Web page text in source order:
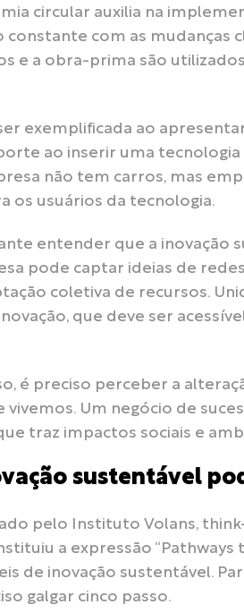
circular auxilia na
constante com as mudanças
e a obra-prima são
exemplificada ao
ao inserir uma
não tem carros, mas
os usuários da tecnologia.
entender que a inovação
pode captar ideias de
coletiva de recursos.
que deve ser
é preciso perceber a
Um negócio de
traz impactos sociais e
sustentável
pelo Instituto Volans,
a expressão “Pathways
de inovação sustentável.
galgar cinco passo.